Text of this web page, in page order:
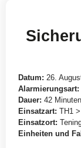
Datum: 26.
Alarmierungsart:
Dauer: 42 Minuten
Einsatzart: TH1
Einsatzort:
Einheiten und